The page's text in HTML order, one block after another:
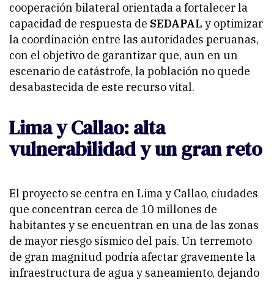
cooperación bilateral orientada a fortalecer la
capacidad de respuesta de SEDAPAL y optimizar
la coordinación entre las autoridades peruanas,
con el objetivo de garantizar que, aun en un
escenario de catástrofe, la población no quede
desabastecida de este recurso vital.
Lima y Callao: alta
vulnerabilidad y un gran reto
El proyecto se centra en Lima y Callao, ciudades
que concentran cerca de 10 millones de
habitantes y se encuentran en una de las zonas
de mayor riesgo sísmico del país. Un terremoto
de gran magnitud podría afectar gravemente la
infraestructura de agua y saneamiento, dejando